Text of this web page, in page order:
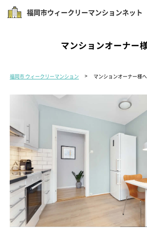
福岡市ウィークリーマンションネット
マンションオーナー
福岡市 ウィークリーマンション マンションオーナー様へ